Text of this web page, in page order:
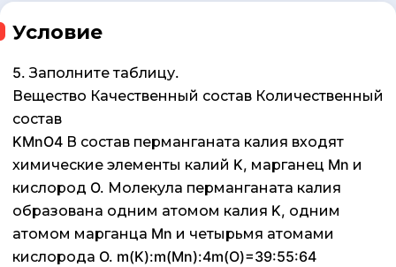
Условие
5. Заполните таблицу.
Вещество Качественный состав Количественный
состав
KMnO4 В состав перманганата калия входят
химические элементы калий K, марганец Mn и
кислород O. Молекула перманганата калия
образована одним атомом калия K, одним
атомом марганца Mn и четырьмя атомами
кислорода O. m(K):m(Mn):4m(O)=39:55:64